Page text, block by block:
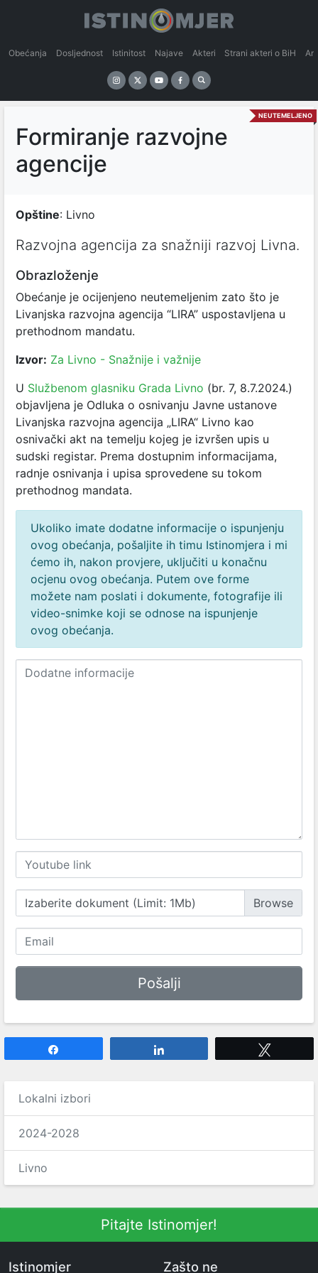
Obećanja Dosljednost Istinitost Najave Akteri Strani akteri o BiH
NEUTEMELJENO
Formiranje razvojne
agencije
Opštine: Livno
Razvojna agencija za snažniji razvoj Livna.
Obrazloženje
Obećanje je ocijenjeno neutemeljenim zato što je
Livanjska razvojna agencija “LIRA” uspostavljena u
prethodnom mandatu.
Izvor: Za Livno - Snažnije i važnije
U Službenom glasniku Grada Livno (br. 7, 8.7.2024.)
objavljena je Odluka o osnivanju Javne ustanove
Livanjska razvojna agencija „LIRA“ Livno kao
osnivački akt na temelju kojeg je izvršen upis u
sudski registar. Prema dostupnim informacijama,
radnje osnivanja i upisa sprovedene su tokom
prethodnog mandata.
Ukoliko imate dodatne informacije o ispunjenju
ovog obećanja, pošaljite ih timu Istinomjera i mi
ćemo ih, nakon provjere, uključiti u konačnu
ocjenu ovog obećanja. Putem ove forme
možete nam poslati i dokumente, fotografije ili
video-snimke koji se odnose na ispunjenje
ovog obećanja.
Izaberite dokument (Limit: 1Mb)
Lokalni izbori
2024-2028
Livno
Pitajte Istinomjer!
Istinomjer Zašto ne